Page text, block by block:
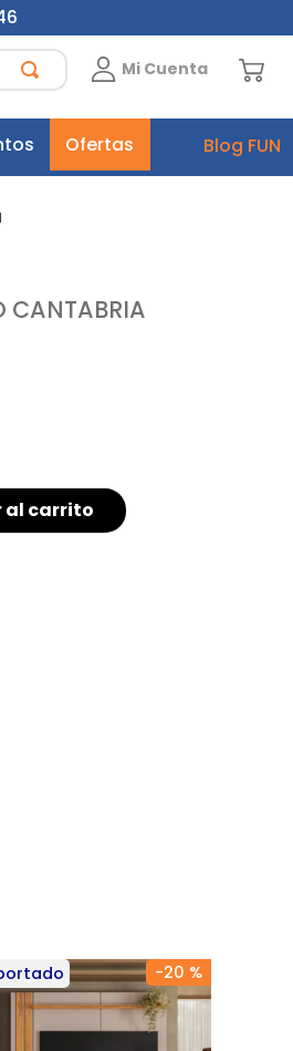
Mi Cuenta
Ofertas Blog FUN
CANTABRIA
al carrito
-20 %